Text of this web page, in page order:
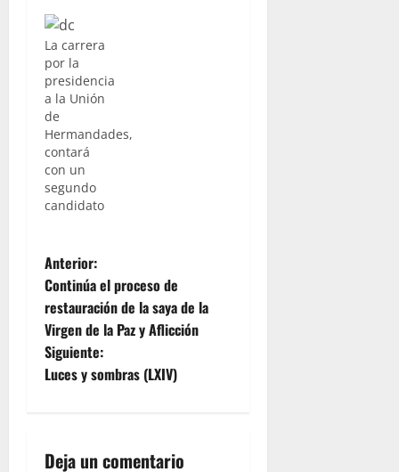
La carrera
por la
presidencia
a la Unión
de
Hermandades,
contará
con un
segundo
candidato
N
a
v
e
a
Anterior:
Continúa el proceso de
restauración de la saya de la
Virgen de la Paz y Aflicción
Siguiente:
Luces y sombras (LXIV)
Deja un comentario